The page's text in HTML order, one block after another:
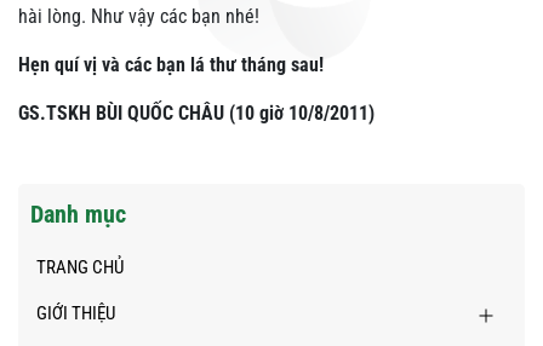
hài lòng. Như vậy các bạn nhé!
Hẹn quí vị và các bạn lá thư tháng sau!
GS.TSKH BÙI QUỐC CHÂU (10 giờ 10/8/2011)
Danh mục
TRANG CHỦ
GIỚI THIỆU